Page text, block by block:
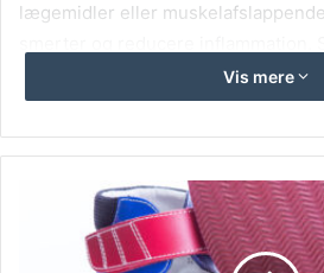
lægemidler eller
farmakologiske metoder som
psykologisk støtte og mindfulness-
for at tackle smertens fysiske,
Vis mere